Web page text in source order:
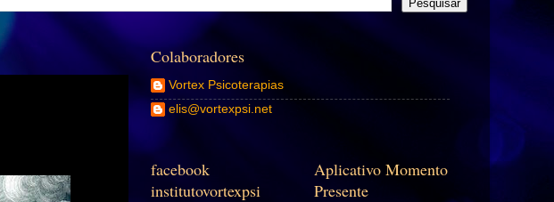
Colaboradores
Vortex Psicoterapias
elis@vortexpsi.net
facebook
institutovortexpsi
Aplicativo Momento
Presente